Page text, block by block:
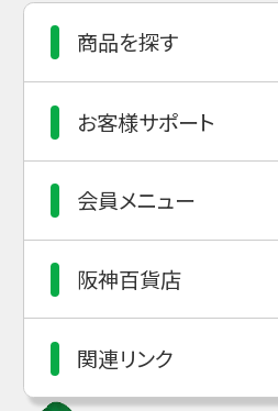
商品を探す
お客様サポート
会員メニュー
阪神百貨店
関連リンク